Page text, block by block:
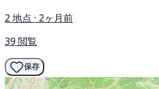
2 地点 · 2ヶ月前
39 閲覧
保存